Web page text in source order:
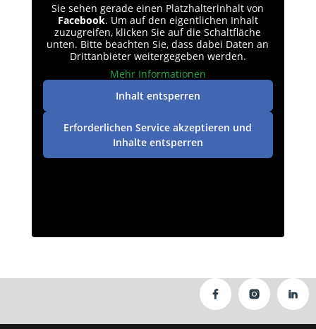
Sie sehen gerade einen Platzhalterinhalt von
Facebook. Um auf den eigentlichen Inhalt
zuzugreifen, klicken Sie auf die Schaltfläche
unten. Bitte beachten Sie, dass dabei Daten an
Drittanbieter weitergegeben werden.
Mehr Informationen
Inhalt entsperren
Erforderlichen Service akzeptieren und
Inhalte entsperren